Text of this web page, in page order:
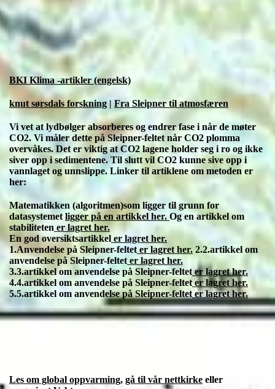
BKI Klima -artikler (engelsk)
knut sørsdals forskning |Fra Sleipner til atmosfæren
Vi vet at lydbølger absorberes og endrer fase i når de møter
CO2. Vi måler dette på Sleipner-feltet når CO2 plomma
overvåkes. Det er viktig at CO2 lagene holder seg i ro og ikke
siver opp i sedimentene. Til slutt vil CO2 kunne sive opp i
vannlaget og unnslippe. Linker til artiklene om metoden er
her:
Matematikken (algoritmen)som ligger til grunn for
datasystemet ligger på en artikkel her. Og en artikkel om
stabiliteten er lagret her.
En god oversiktsartikkel er lagret her.
1.Anvendelse på Sleipner-feltet er lagret her. 2.2.artikkel om
anvendelse på Sleipner-feltet er lagret her.
3.3.artikkel om anvendelse på Sleipner-felteter lagret her.
4.4.artikkel om anvendelse på Sleipner-felteter lagret her.
5.5.artikkel om anvendelse på Sleipner-feltet er lagret her.
Les om global oppvarming, gå til vår nettkirke eller